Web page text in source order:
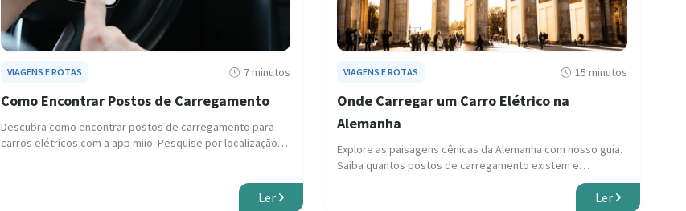
VIAGENS E ROTAS 7 minutos
Como Encontrar Postos de Carregamento
Descubra como encontrar postos de carregamento para
carros elétricos com a app miio. Pesquise por localização,
Ler
VIAGENS E ROTAS 15 minutos
Onde Carregar um Carro Elétrico na
Alemanha
Explore as paisagens cênicas da Alemanha com nosso guia.
Saiba quantos postos de carregamento existem e
Ler